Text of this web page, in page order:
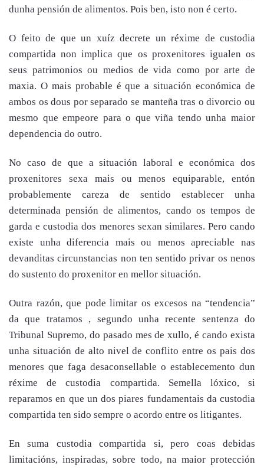
dunha pensión de alimentos. Pois ben, isto non é certo.
O feito de que un xuíz decrete un réxime de custodia
compartida non implica que os proxenitores igualen os
seus patrimonios ou medios de vida como por arte de
maxia. O mais probable é que a situación económica de
ambos os dous por separado se manteña tras o divorcio ou
mesmo que empeore para o que viña tendo unha maior
dependencia do outro.
No caso de que a situación laboral e económica dos
proxenitores sexa mais ou menos equiparable, entón
probablemente careza de sentido establecer unha
determinada pensión de alimentos, cando os tempos de
garda e custodia dos menores sexan similares. Pero cando
existe unha diferencia mais ou menos apreciable nas
devanditas circunstancias non ten sentido privar os nenos
do sustento do proxenitor en mellor situación.
Outra razón, que pode limitar os excesos na “tendencia”
da que tratamos , segundo unha recente sentenza do
Tribunal Supremo, do pasado mes de xullo, é cando exista
unha situación de alto nivel de conflito entre os pais dos
menores que faga desaconsellable o establecemento dun
réxime de custodia compartida. Semella lóxico, si
reparamos en que un dos piares fundamentais da custodia
compartida ten sido sempre o acordo entre os litigantes.
En suma custodia compartida si, pero coas debidas
limitacións, inspiradas, sobre todo, na maior protección